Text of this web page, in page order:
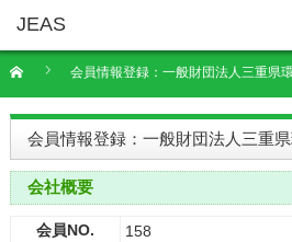
会員情報登録：一般財団法人三重県
会員情報登録：一般財団法人三重
会社概要
会員NO.
158